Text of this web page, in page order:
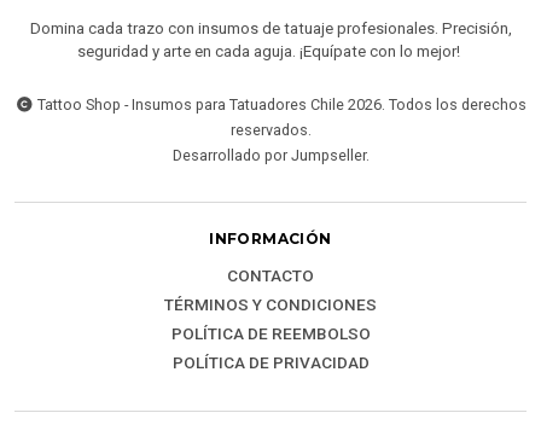
Domina cada trazo con insumos de tatuaje profesionales. Precisión,
seguridad y arte en cada aguja. ¡Equípate con lo mejor!
Tattoo Shop - Insumos para Tatuadores Chile 2026. Todos los derechos
reservados.
Desarrollado por Jumpseller.
INFORMACIÓN
CONTACTO
TÉRMINOS Y CONDICIONES
POLÍTICA DE REEMBOLSO
POLÍTICA DE PRIVACIDAD